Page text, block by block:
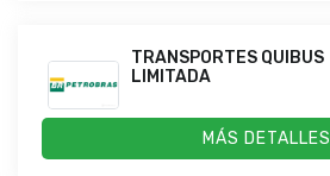
TRANSPORTES QUIBUS
LIMITADA
MÁS DETALLES